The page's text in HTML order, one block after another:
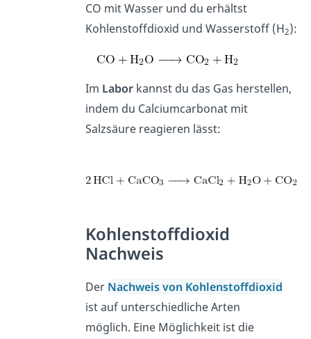
CO mit Wasser und du erhältst
Kohlenstoffdioxid und Wasserstoff (H2):
Im Laborkannst du das Gas herstellen,
indem du Calciumcarbonat mit
Salzsäure reagieren lässt:
Kohlenstoffdioxid
Nachweis
Der Nachweis von Kohlenstoffdioxid
ist auf unterschiedliche Arten
möglich. Eine Möglichkeit ist die